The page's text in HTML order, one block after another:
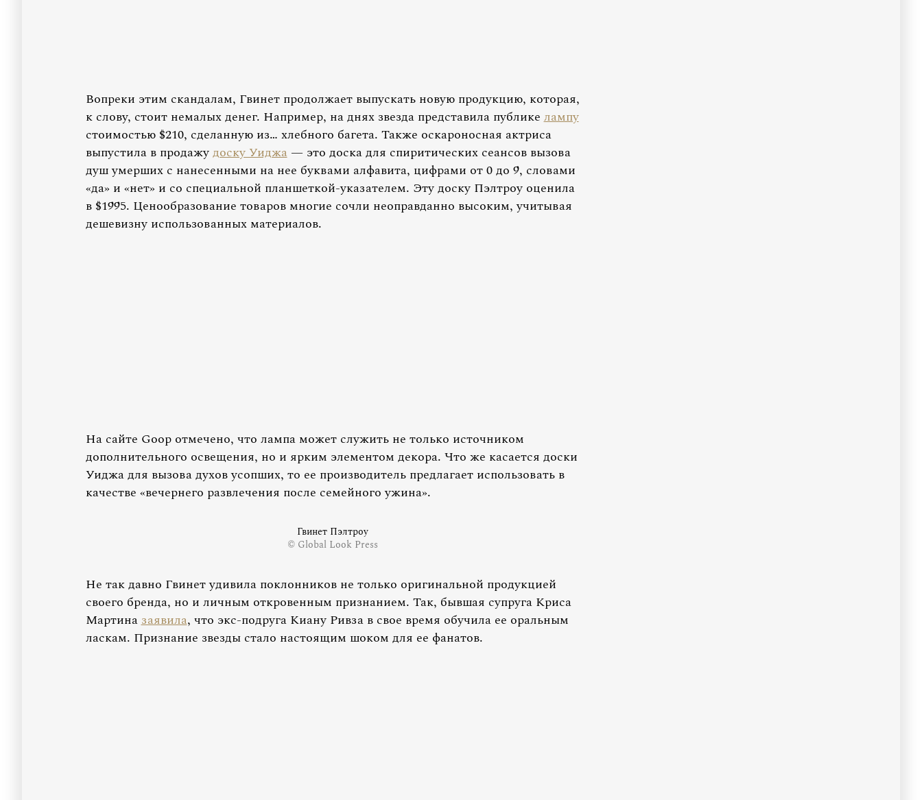
Вопреки этим скандалам, Гвинет продолжает выпускать новую продукцию, которая,
к слову, стоит немалых денег. Например, на днях звезда представила публикелампу
стоимостью $210, сделанную из… хлебного багета. Также оскароносная актриса
выпустила в продажудоску Уиджа— это доска для спиритических сеансов вызова
душ умерших с нанесенными на нее буквами алфавита, цифрами от 0 до 9, словами
«да» и «нет» и со специальной планшеткой-указателем. Эту доску Пэлтроу оценила
в $1995. Ценообразование товаров многие сочли неоправданно высоким, учитывая
дешевизну использованных материалов.
На сайте Goop отмечено, что лампа может служить не только источником
дополнительного освещения, но и ярким элементом декора. Что же касается доски
Уиджа для вызова духов усопших, то ее производитель предлагает использовать в
качестве «вечернего развлечения после семейного ужина».
Гвинет Пэлтроу
© Global Look Press
Не так давно Гвинет удивила поклонников не только оригинальной продукцией
своего бренда, но и личным откровенным признанием. Так, бывшая супруга Криса
Мартиназаявила, что экс-подруга Киану Ривза в свое время обучила ее оральным
ласкам. Признание звезды стало настоящим шоком для ее фанатов.